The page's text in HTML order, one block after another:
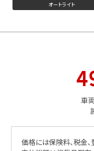
オートライト
車
価格には保険料、税金